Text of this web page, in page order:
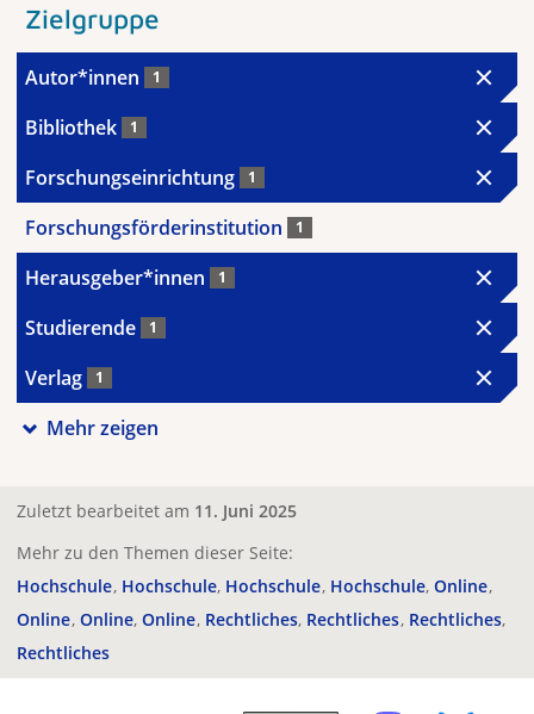
Zielgruppe
Autor*innen 1
Bibliothek 1
Forschungseinrichtung 1
Forschungsförderinstitution 1
Herausgeber*innen 1
Studierende 1
Verlag 1
Mehr zeigen
Zuletzt bearbeitet am 11. Juni 2025
Mehr zu den Themen dieser Seite:
Hochschule Hochschule Hochschule Hochschule Online
Online Online Online Rechtliches Rechtliches Rechtliches
Rechtliches